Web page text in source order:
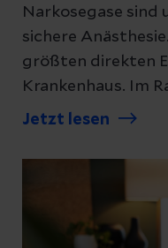
Narkosegase
sichere
größten direkten
Krankenhaus. Im
Klimastrategie
der Narkosegase
aufgefangen und
werden, anstatt
abzugeben. Ab
Jetzt lesen